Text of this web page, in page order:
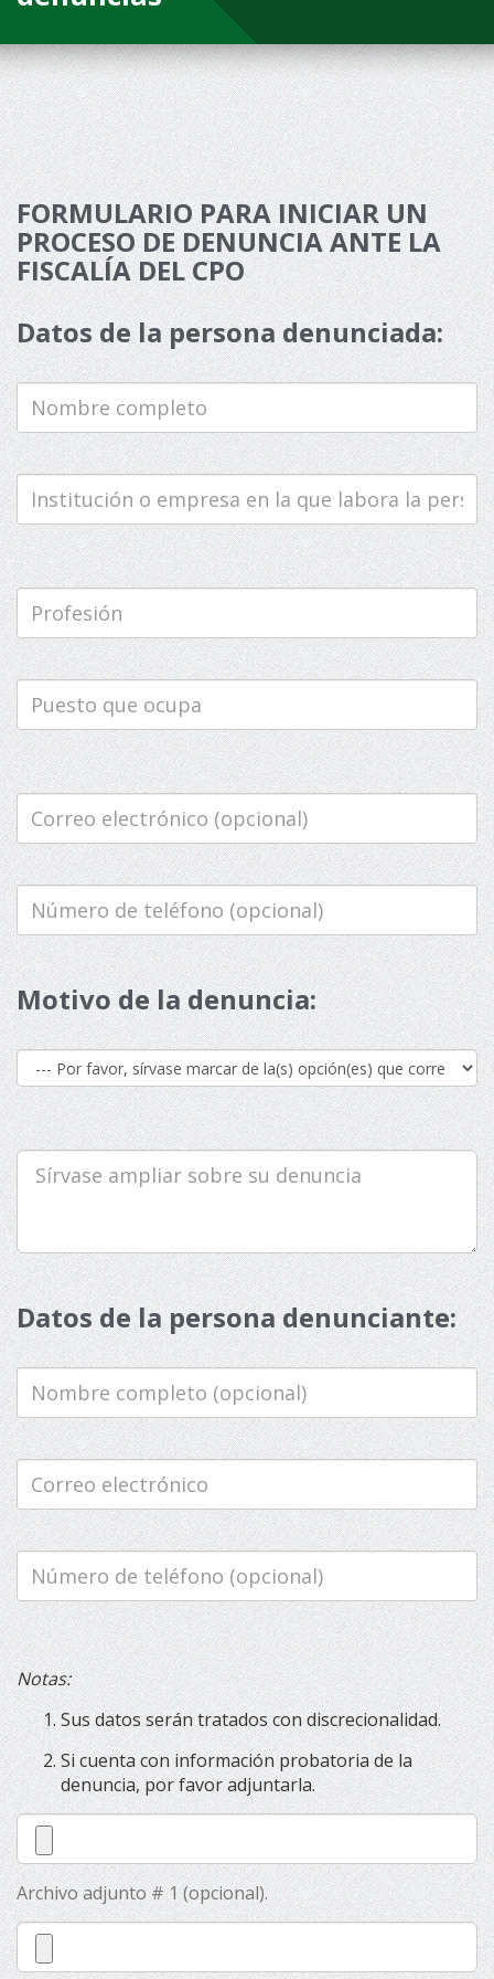
FORMULARIO PARA INICIAR UN
PROCESO DE DENUNCIA ANTE LA
FISCALÍA DEL CPO
Datos de la persona denunciada:
Nombre
completo
Institución
o
empresa
Profesión
Puesto
ocupa
Correo
(opcional)
Número
teléfono
(opcional)
Motivo de la denuncia:
Motivo
Sírvase
ampliar
sobre
su
Datos de la persona denunciante:
Nombre
completo
(opcional)
Correo
Número
de
teléfono
(opcional)
Notas:
Sus datos serán tratados con discrecionalidad.
Si cuenta con información probatoria de la
denuncia, por favor adjuntarla.
Archivo adjunto # 1 (opcional).